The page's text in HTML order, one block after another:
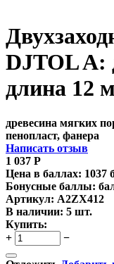
DJTOL A:
длина 12
древесина мягких
пенопласт, фанера
Написать отзыв
1 037 Р
Цена в баллах: 1037
Бонусные баллы:
Артикул: A2ZX412
В наличии: 5 шт.
Купить:
+
−